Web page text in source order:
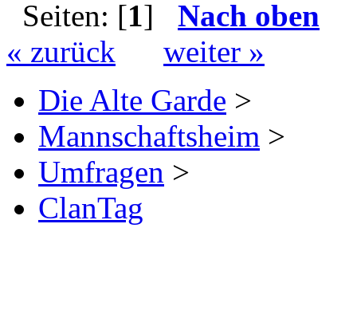
Seiten: [1] Nach oben
« zurück
weiter »
Die Alte Garde >
Mannschaftsheim >
Umfragen >
ClanTag